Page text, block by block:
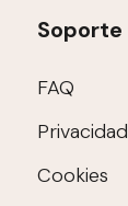
Soporte
FAQ
Privacidad
Cookies